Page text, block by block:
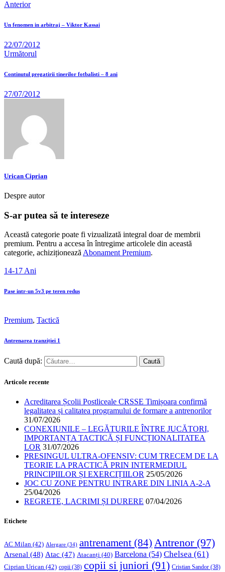
Anterior
Un fenomen in arbitraj – Viktor Kassai
22/07/2012
Următorul
Continutul pregatirii tinerilor fotbalisti – 8 ani
27/07/2012
Urican Ciprian
Despre autor
S-ar putea să te intereseze
Această categorie poate fi vizualizată integral doar de membrii
premium. Pentru a accesa în întregime articolele din această
categorie, achiziționeazăAbonament Premium.
14-17 Ani
Pase intr-un 5v3 pe teren redus
Premium, Tactică
Antrenarea tranziției 1
Caută după:
Articole recente
Acreditarea Școlii Postliceale CRSSE Timișoara confirmă
legalitatea și calitatea programului de formare a antrenorilor
31/07/2026
CONEXIUNILE – LEGĂTURILE ÎNTRE JUCĂTORI,
IMPORTANȚA TACTICĂ ȘI FUNCȚIONALITATEA
LOR 31/07/2026
PRESINGUL ULTRA-OFENSIV: CUM TRECEM DE LA
TEORIE LA PRACTICĂ PRIN INTERMEDIUL
PRINCIPIILOR ȘI EXERCIȚIILOR 25/05/2026
JOC CU ZONE PENTRU INTRARE DIN LINIA A-2-A
25/04/2026
REGRETE, LACRIMI ȘI DURERE 07/04/2026
Etichete
AC Milan (42) Alergare (34) antrenament (84) Antrenor(97)
Arsenal (48) Atac (47) Atacanți (40) Barcelona (54) Chelsea (61)
Ciprian Urican (42) copii (38) copii si juniori (91) Cristian Sandor (38)